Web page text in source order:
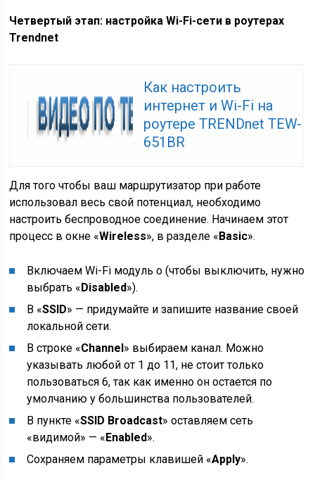
Четвертый этап: настройка Wi-Fi-сети в роутерах
Trendnet
Как настроить
интернет и Wi-Fi на
роутере TRENDnet TEW-
651BR
Для того чтобы ваш маршрутизатор при работе
использовал весь свой потенциал, необходимо
настроить беспроводное соединение. Начинаем этот
процесс в окне «Wireless», в разделе «Basic».
Включаем Wi-Fi модуль о (чтобы выключить, нужно
выбрать «Disabled»).
В «SSID» — придумайте и запишите название своей
локальной сети.
В строке «Channel» выбираем канал. Можно
указывать любой от 1 до 11, не стоит только
пользоваться 6, так как именно он остается по
умолчанию у большинства пользователей.
В пункте «SSID Broadcast» оставляем сеть
«видимой» — «Enabled».
Сохраняем параметры клавишей «Apply».